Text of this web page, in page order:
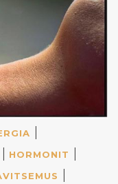
|
| HORMONIT |
|